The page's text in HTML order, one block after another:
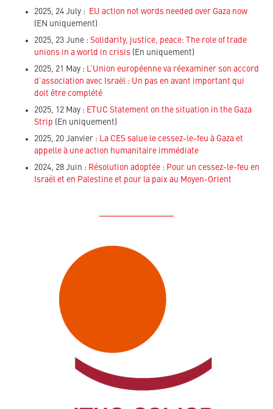
2025, 24 July :
EU action not words needed over Gaza now
(EN uniquement)
2025, 23 June : Solidarity, justice, peace: The role of trade
unions in a world in crisis (En uniquement)
2025, 21 May :
L’Union européenne va réexaminer son accord
d’association avec Israël : Un pas en avant important qui
doit être complété
2025, 12 May : ETUC Statement on the situation in the Gaza
Strip (En uniquement)
2025, 20 Janvier :
La CES salue le cessez-le-feu à Gaza et
appelle à une action humanitaire immédiate
2024, 28 Juin : Résolution adoptée : Pour un cessez-le-feu en
Israël et en Palestine et pour la paix au Moyen-Orient